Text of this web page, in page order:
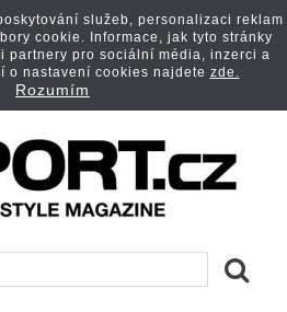
služeb, personalizaci reklam
cookie. Informace, jak tyto stránky
partnery pro sociální média, inzerci a
o nastavení cookies najdete zde.
Rozumím